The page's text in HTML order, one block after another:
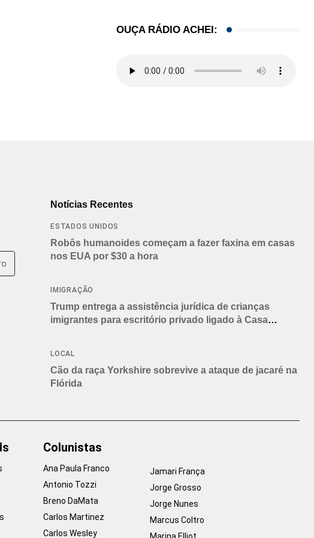
OUÇA RÁDIO ACHEI:
Notícias Recentes
ESTADOS UNIDOS
Robôs humanoides começam a fazer faxina em casas
nos EUA por $30 a hora
IMIGRAÇÃO
Trump entrega a assistência jurídica de crianças
imigrantes para escritório privado ligado à Casa
LOCAL
Cão da raça Yorkshire sobrevive a ataque de jacaré na
Flórida
Colunistas
Ana Paula Franco
Antonio Tozzi
Breno DaMata
Carlos Martinez
Carlos Wesley
Jamari França
Jorge Grosso
Jorge Nunes
Marcus Coltro